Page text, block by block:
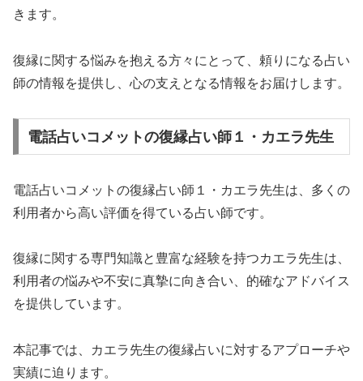
きます。
復縁に関する悩みを抱える方々にとって、頼りになる占い
師の情報を提供し、心の支えとなる情報をお届けします。
電話占いコメットの復縁占い師１・カエラ先生
電話占いコメットの復縁占い師１・カエラ先生は、多くの
利用者から高い評価を得ている占い師です。
復縁に関する専門知識と豊富な経験を持つカエラ先生は、
利用者の悩みや不安に真摯に向き合い、的確なアドバイス
を提供しています。
本記事では、カエラ先生の復縁占いに対するアプローチや
実績に迫ります。